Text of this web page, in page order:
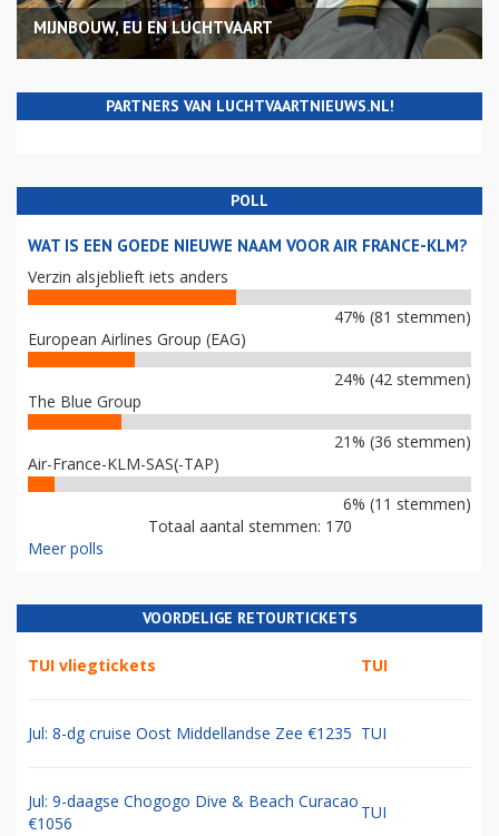
MIJNBOUW, EU EN LUCHTVAART
PARTNERS VAN LUCHTVAARTNIEUWS.NL!
POLL
WAT IS EEN GOEDE NIEUWE NAAM VOOR AIR FRANCE-KLM?
Verzin alsjeblieft iets anders
47% (81 stemmen)
European Airlines Group (EAG)
24% (42 stemmen)
The Blue Group
21% (36 stemmen)
Air-France-KLM-SAS(-TAP)
6% (11 stemmen)
Totaal aantal stemmen: 170
Meer polls
VOORDELIGE RETOURTICKETS
TUI vliegtickets TUI
Jul: 8-dg cruise Oost Middellandse Zee €1235 TUI
Jul: 9-daagse Chogogo Dive & Beach Curacao
€1056
TUI